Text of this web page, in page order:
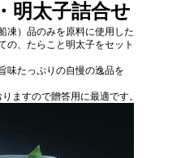
明太子詰合せ
凍）品のみを原料に使用した
の、 たらこと明太子をセット
した。
味たっぷりの自慢の逸品を
ください。
ますので贈答用に最適です。